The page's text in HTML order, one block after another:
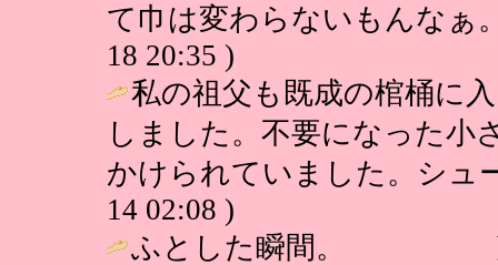
て巾は変わらないもんなぁ
18 20:35 )
私の祖父も既成の棺桶に
しました。不要になった小
かけられていました。シ
14 02:08 )
ふとした瞬間。 剪定